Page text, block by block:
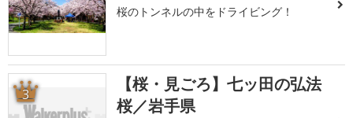
桜のトンネルの中をドライビング！
3
【桜・見ごろ】七ッ田の弘法
桜／岩手県